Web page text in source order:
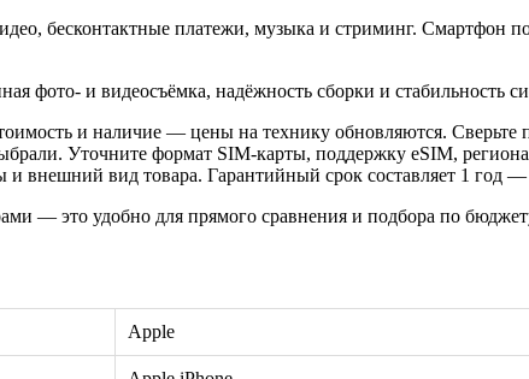
бесконтактные платежи, музыка и стриминг.
фото- и видеосъёмка, надёжность сборки и стабильность
и наличие — цены на технику обновляются. Сверьте
Уточните формат SIM-карты, поддержку eSIM,
внешний вид товара. Гарантийный срок составляет 1 год —
— это удобно для прямого сравнения и подбора по
Apple